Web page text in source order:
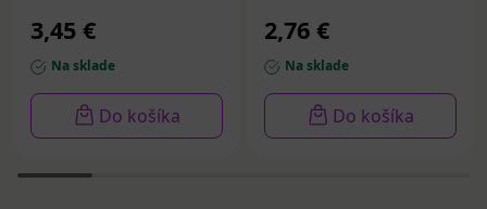
3,45 €
Na sklade
Do košíka
2,76 €
Na sklade
Do košíka